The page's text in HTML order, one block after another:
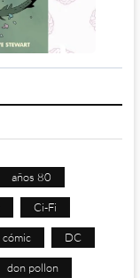
años 80
Ci-Fi
cómic DC
don pollon